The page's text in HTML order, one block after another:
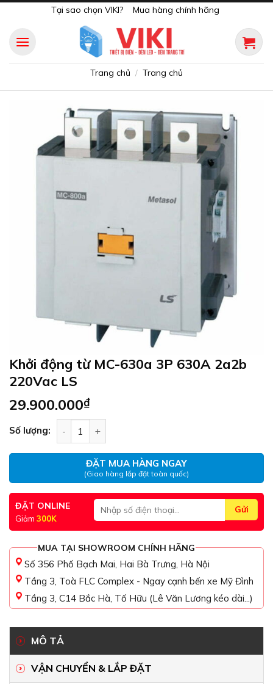
content
Tại sao chọn VIKI? Mua hàng chính hãng
Trang chủ / Trang chủ
Khởi động từ MC-630a 3P 630A 2a2b
220Vac LS
29.900.000₫
Số lượng:
ĐẶT MUA HÀNG NGAY
(Giao hàng lắp đặt toàn quốc)
ĐẶT ONLINE
Giảm 300K
MUA TẠI SHOWROOM CHÍNH HÃNG
Số 356 Phố Bạch Mai, Hai Bà Trưng, Hà Nội
Tầng 3, Toà FLC Complex - Ngay cạnh bến xe Mỹ Đình
Tầng 3, C14 Bắc Hà, Tố Hữu (Lê Văn Lương kéo dài...)
MÔ TẢ
VẬN CHUYỂN & LẮP ĐẶT